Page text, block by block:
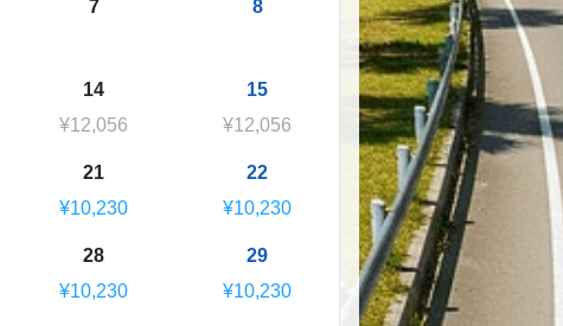
7 8
14
¥12,056
15
¥12,056
21
¥10,230
22
¥10,230
28
¥10,230
29
¥10,230